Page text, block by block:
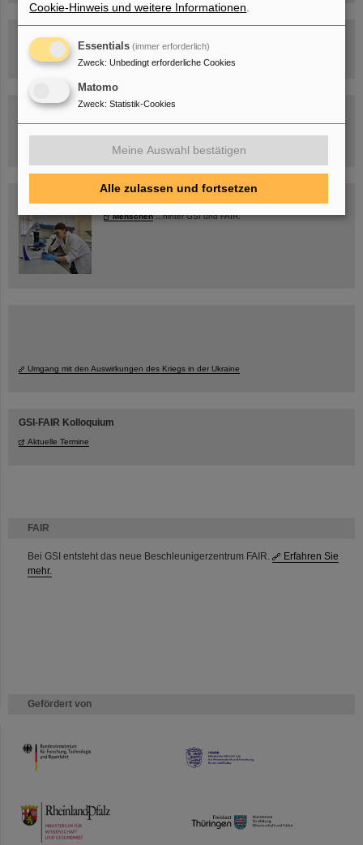
FAIR
Bei GSI entsteht das neue Beschleunigerzentrum FAIR.
Erfahren Sie
mehr.
Gefördert von
HMWK
TMWWDG
Besichtigung von GSI/FAIR –
Menschen...hinter GSI und FAIR.
Umgang mit den Auswirkungen des Kriegs in der Ukraine
GSI-FAIR Kolloquium
Aktuelle Termine
Cookie-Hinweis und weitere Informationen
Essentials (immer erforderlich)
Zweck: Unbedingt erforderliche Cookies
Matomo
Zweck: Statistik-Cookies
Meine Auswahl bestätigen
Alle zulassen und fortsetzen